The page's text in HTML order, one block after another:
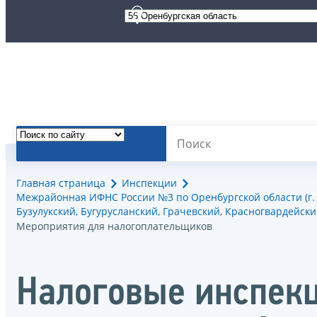
Главная страница
Инспекции
Межрайонная ИФНС России №3 по Оренбургской области (г.
Бузулукский, Бугурусланский, Грачевский,
Мероприятия для налогоплательщиков
Налоговые